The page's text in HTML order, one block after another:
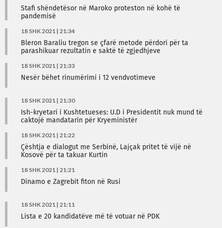
Stafi shëndetësor në Maroko proteston në kohë të
pandemisë
18 SHK 2021 | 21:34
Bleron Baraliu tregon se çfarë metode përdori për ta
parashikuar rezultatin e saktë të zgjedhjeve
18 SHK 2021 | 21:33
Nesër bëhet rinumërimi i 12 vendvotimeve
18 SHK 2021 | 21:30
Ish-kryetari i Kushtetueses: U.D i Presidentit nuk mund të
caktojë mandatarin për Kryeministër
18 SHK 2021 | 21:22
Çështja e dialogut me Serbinë, Lajçak pritet të vijë në
Kosovë për ta takuar Kurtin
18 SHK 2021 | 21:21
Dinamo e Zagrebit fiton në Rusi
18 SHK 2021 | 21:11
Lista e 20 kandidatëve më të votuar në PDK